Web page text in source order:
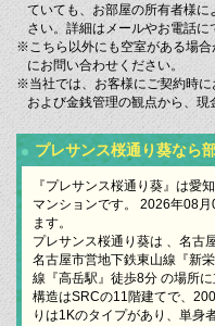
ていても、お部屋の所有者様
さい。詳細はメールやお電話
※こちら以外にも空室がある場
にお問い合わせください。
※当社では、お客様にご契約時
および金銭管理の観点から、現
プレサンス桜通り葵なら
『プレサンス桜通り葵』は愛
マンションです。 2026年08
ます。
プレサンス桜通り葵は 、名古
名古屋市営地下鉄東山線『新
線『高岳駅』徒歩8分 の場所に
構造はSRCの11階建てで、
りは1Kのタイプがあり、単身